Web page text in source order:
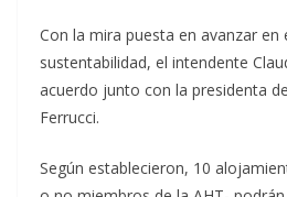
Con la mira puesta en avanzar en
sustentabilidad, el intendente
acuerdo junto con la presidenta
Ferrucci.
Según establecieron, 10